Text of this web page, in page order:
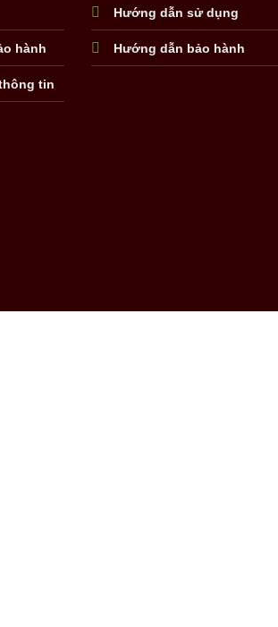
hành
tin
Hướng dẫn sử dụng
Hướng dẫn bảo hành